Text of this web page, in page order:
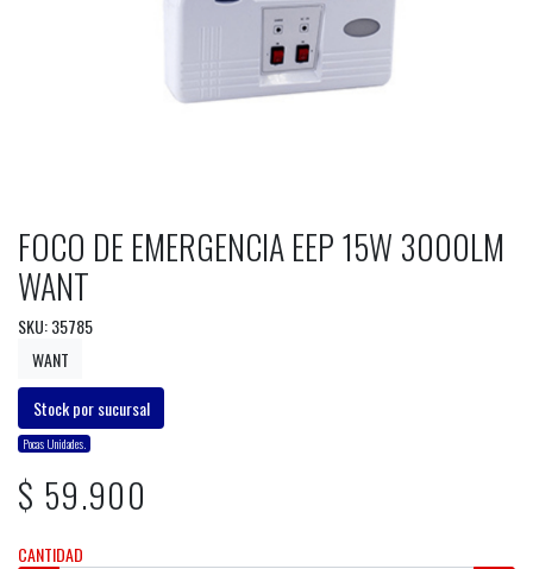
FOCO DE EMERGENCIA EEP 15W 3000LM
WANT
SKU: 35785
WANT
Stock por sucursal
Pocas Unidades.
$ 59.900
CANTIDAD